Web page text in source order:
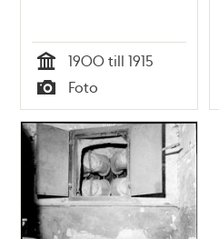
Tid
1900 till 1915
Typ
Foto